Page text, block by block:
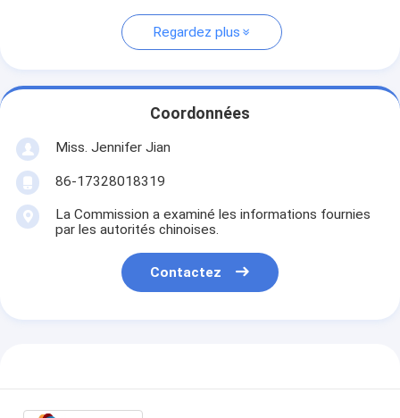
Regardez plus
Coordonnées
Miss. Jennifer Jian
86-17328018319
La Commission a examiné les informations fournies
par les autorités chinoises.
Contactez